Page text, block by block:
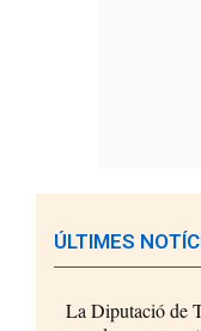
ÚLTIMES
La Diputació de